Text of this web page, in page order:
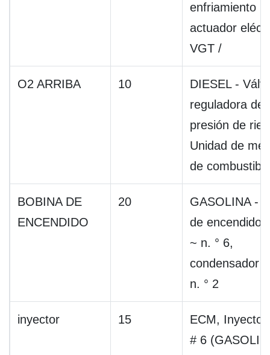
enfriamiento
actuador
VGT /
O2 ARRIBA 10
DIESEL -
reguladora de
presión de riel,
Unidad de
de combustible
BOBINA DE
ENCENDIDO
20
GASOLINA -
de encendido
~ n. ° 6,
condensador
n. ° 2
inyector 15
ECM,
# 6